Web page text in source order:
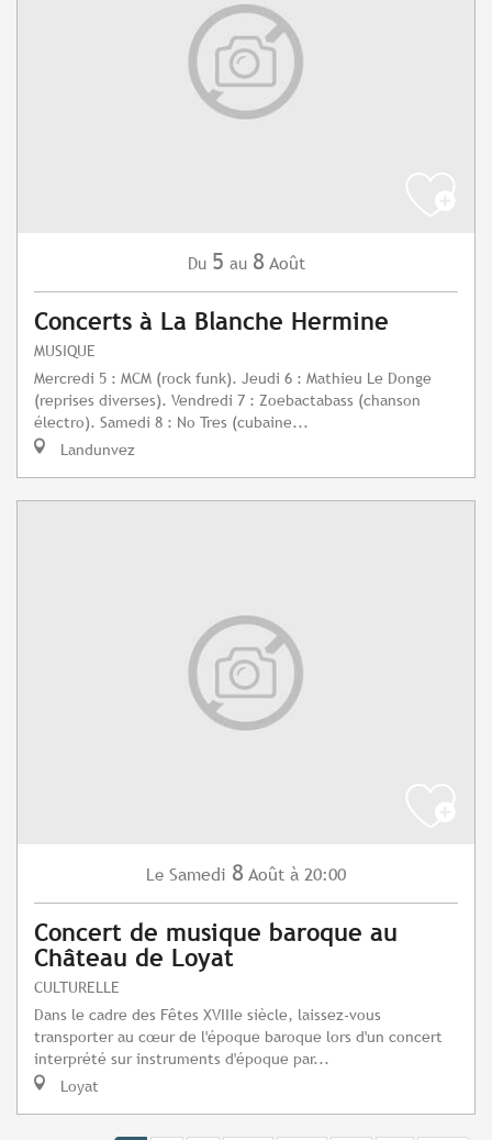
Du 5 au 8 Août
Concerts à La Blanche Hermine
MUSIQUE
Mercredi 5 : MCM (rock funk). Jeudi 6 : Mathieu Le Donge
(reprises diverses). Vendredi 7 : Zoebactabass (chanson
électro). Samedi 8 : No Tres (cubaine...
Landunvez
Le Samedi 8 Août à 20:00
Concert de musique baroque au
Château de Loyat
CULTURELLE
Dans le cadre des Fêtes XVIIIe siècle, laissez-vous
transporter au cœur de l'époque baroque lors d'un concert
interprété sur instruments d'époque par...
Loyat